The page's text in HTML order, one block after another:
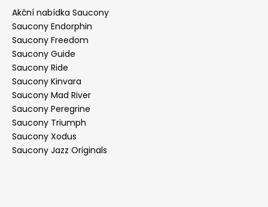
Akční nabídka Saucony
Saucony Endorphin
Saucony Freedom
Saucony Guide
Saucony Ride
Saucony Kinvara
Saucony Mad River
Saucony Peregrine
Saucony Triumph
Saucony Xodus
Saucony Jazz Originals